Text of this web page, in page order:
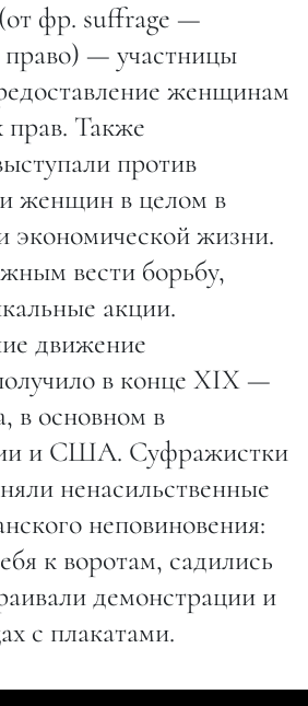
фр. suffrage —
право) — участницы
женщинам
прав. Также
против
женщин в целом в
экономической жизни.
вести борьбу,
акции.
движение
в конце XIX —
в основном в
и США. Суфражистки
ненасильственные
неповиновения:
к воротам, садились
демонстрации и
с плакатами.